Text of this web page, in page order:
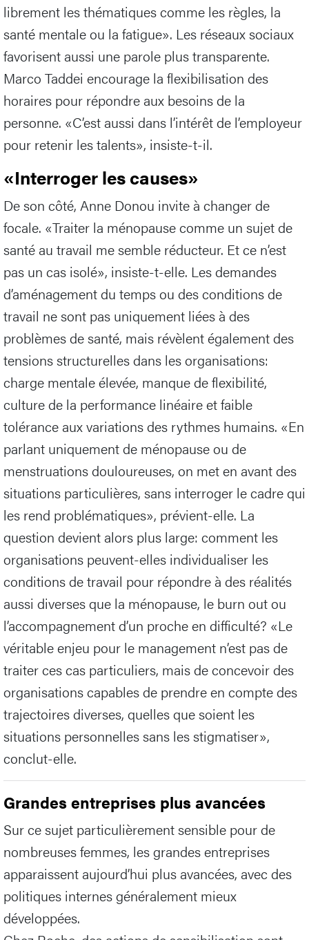
librement les thématiques comme les règles, la
santé mentale ou la fatigue». Les réseaux sociaux
favorisent aussi une parole plus transparente.
Marco Taddei encourage la flexibilisation des
horaires pour répondre aux besoins de la
personne. «C’est aussi dans l’intérêt de l’employeur
pour retenir les talents», insiste-t-il.
«Interroger les causes»
De son côté, Anne Donou invite à changer de
focale. «Traiter la ménopause comme un sujet de
santé au travail me semble réducteur. Et ce n’est
pas un cas isolé», insiste-t-elle. Les demandes
d’aménagement du temps ou des conditions de
travail ne sont pas uniquement liées à des
problèmes de santé, mais révèlent également des
tensions structurelles dans les organisations:
charge mentale élevée, manque de flexibilité,
culture de la performance linéaire et faible
tolérance aux variations des rythmes humains. «En
parlant uniquement de ménopause ou de
menstruations douloureuses, on met en avant des
situations particulières, sans interroger le cadre qui
les rend problématiques», prévient-elle. La
question devient alors plus large: comment les
organisations peuvent-elles individualiser les
conditions de travail pour répondre à des réalités
aussi diverses que la ménopause, le burn out ou
l’accompagnement d’un proche en difficulté? «Le
véritable enjeu pour le management n’est pas de
traiter ces cas particuliers, mais de concevoir des
organisations capables de prendre en compte des
trajectoires diverses, quelles que soient les
situations personnelles sans les stigmatiser»,
conclut-elle.
Grandes entreprises plus avancées
Sur ce sujet particulièrement sensible pour de
nombreuses femmes, les grandes entreprises
apparaissent aujourd’hui plus avancées, avec des
politiques internes généralement mieux
développées.